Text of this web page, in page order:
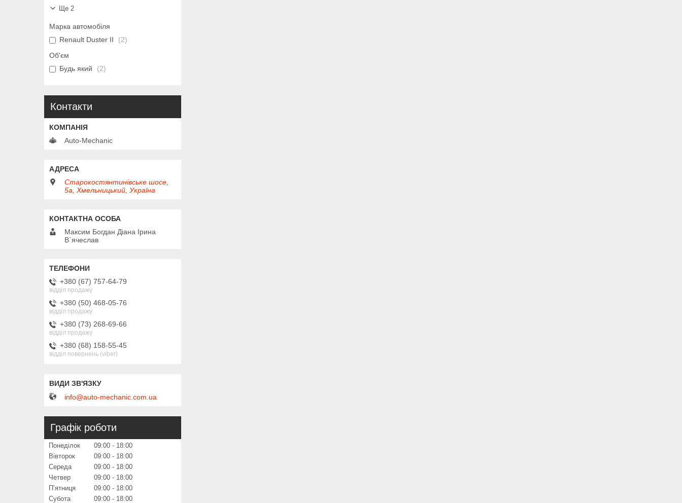
Ще 2
Марка автомобіля
Renault Duster II
2
Об'єм
Будь який
2
Контакти
Auto-Mechanic
Старокостянтинівське шосе,
5а, Хмельницький, Україна
Максим Богдан Діана Ірина
В`ячеслав
+380 (67) 757-64-79
відділ продажу
+380 (50) 468-05-76
відділ продажу
+380 (73) 268-69-66
відділ продажу
+380 (68) 158-55-45
відділ повернень (viber)
info@auto-mechanic.com.ua
Графік роботи
Понеділок 09:00
18:00
Вівторок
09:00
18:00
Середа
09:00
18:00
Четвер
09:00
18:00
Пʼятниця
09:00
18:00
Субота
09:00
18:00